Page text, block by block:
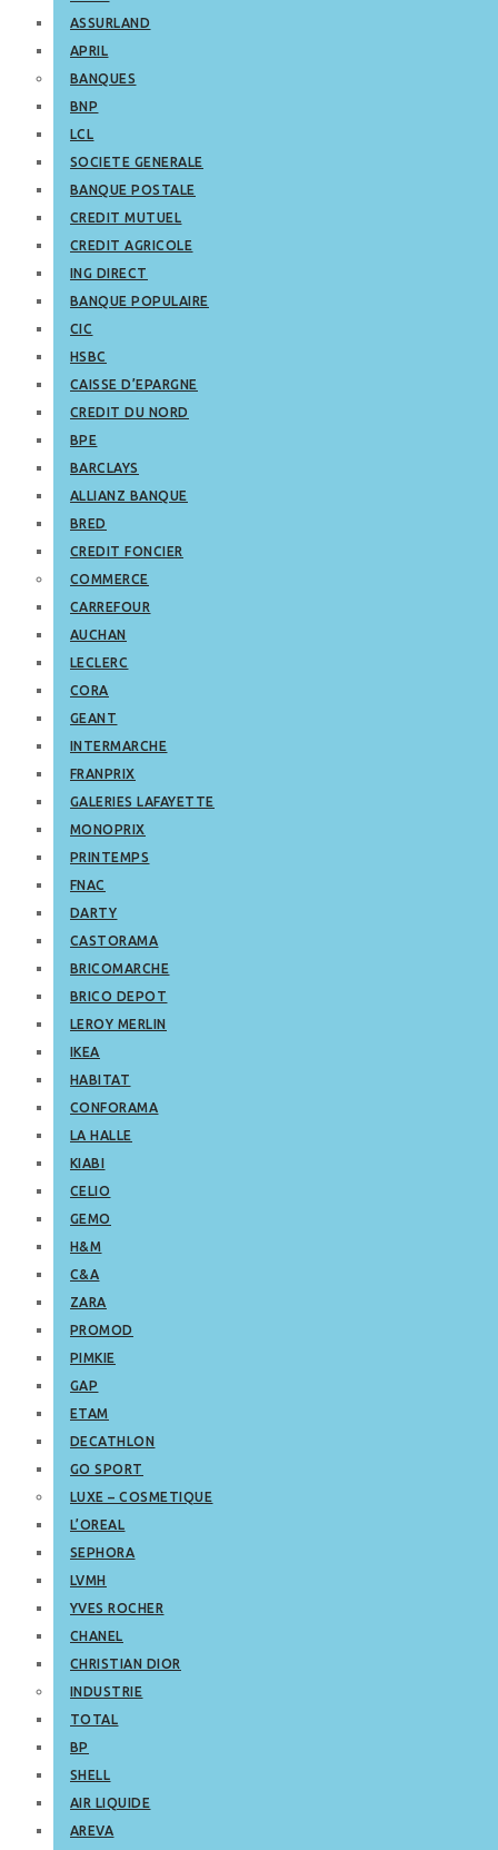
ASSURLAND
APRIL
BANQUES
BNP
LCL
SOCIETE GENERALE
BANQUE POSTALE
CREDIT MUTUEL
CREDIT AGRICOLE
ING DIRECT
BANQUE POPULAIRE
CIC
HSBC
CAISSE D’EPARGNE
CREDIT DU NORD
BPE
BARCLAYS
ALLIANZ BANQUE
BRED
CREDIT FONCIER
COMMERCE
CARREFOUR
AUCHAN
LECLERC
CORA
GEANT
INTERMARCHE
FRANPRIX
GALERIES LAFAYETTE
MONOPRIX
PRINTEMPS
FNAC
DARTY
CASTORAMA
BRICOMARCHE
BRICO DEPOT
LEROY MERLIN
IKEA
HABITAT
CONFORAMA
LA HALLE
KIABI
CELIO
GEMO
H&M
C&A
ZARA
PROMOD
PIMKIE
GAP
ETAM
DECATHLON
GO SPORT
LUXE – COSMETIQUE
L’OREAL
SEPHORA
LVMH
YVES ROCHER
CHANEL
CHRISTIAN DIOR
INDUSTRIE
TOTAL
BP
SHELL
AIR LIQUIDE
AREVA